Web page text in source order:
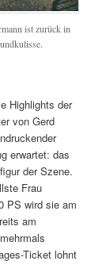
ist zurück in
Highlights der
von Gerd
erwartet: das
der Szene.
Frau
PS wird sie am
am
Ticket lohnt